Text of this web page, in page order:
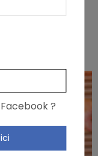
perdu du poids le
sens sont …
?